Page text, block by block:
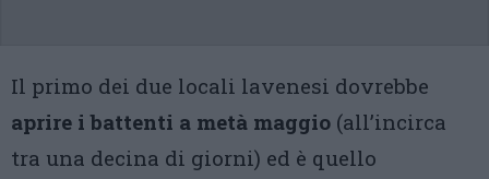
Il primo dei due locali lavenesi dovrebbe
aprire i battenti a metà maggio (all’incirca
tra una decina di giorni) ed è quello